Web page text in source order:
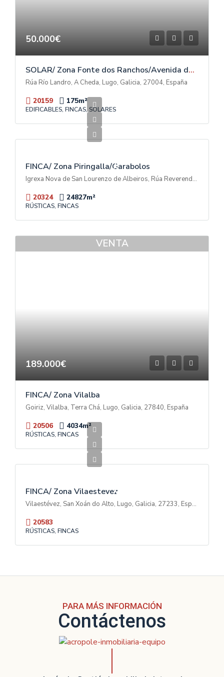
50.000€
SOLAR/ Zona Fonte dos Ranchos/Avenida das Américas
Rúa Río Landro, A Cheda, Lugo, Galicia, 27004, España
20159 175m²
EDIFICABLES, FINCAS, SOLARES
T
A
FINCA/ Zona Piringalla/Garabolos
Igrexa Nova de San Lourenzo de Albeiros, Rúa Reverendo Don Luis Soto Camino, Garabolos, A Piringalla, Lugo, Galicia, 27003, España
20324 24827m²
RÚSTICAS, FINCAS
VENTA
189.000€
FINCA/ Zona Vilalba
Goiriz, Vilalba, Terra Chá, Lugo, Galicia, 27840, España
20506 4034m²
RÚSTICAS, FINCAS
T
A
FINCA/ Zona Vilaestevez
Vilaestévez, San Xoán do Alto, Lugo, Galicia, 27233, España
20583
RÚSTICAS, FINCAS
PARA MÁS INFORMACIÓN
Contáctenos